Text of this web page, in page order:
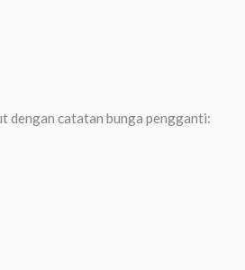
dengan catatan bunga pengganti: